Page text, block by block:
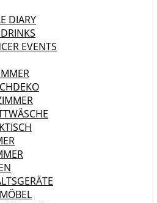
DIARY
EVENTS